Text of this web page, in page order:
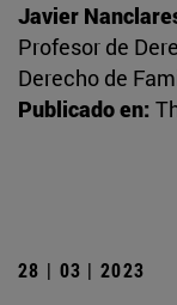
Javier
Profesor de
Derecho de
Publicado en:
28 | 03 | 2023